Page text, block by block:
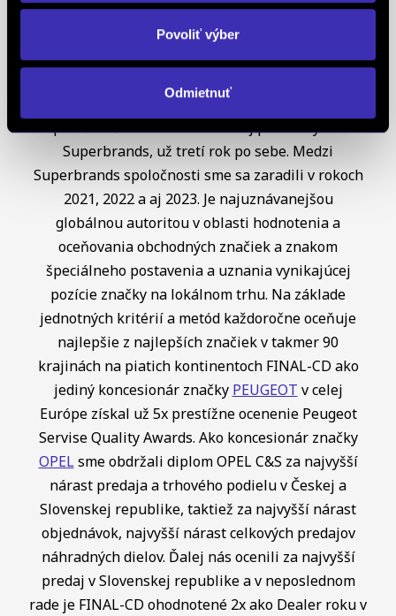
Povoliť výber
Odmietnuť
najdôležitejších Európskych štandardov
definujúcich kvalitu obchodnej činnosti. Je
medzinárodne uznávanou známkou obchodnej
analytickej metodiky pre všetky európske trhy.
Spoločnosť FINAL-CD získala aj prestížny titul
Superbrands, už tretí rok po sebe. Medzi
Superbrands spoločnosti sme sa zaradili v rokoch
2021, 2022 a aj 2023. Je najuznávanejšou
globálnou autoritou v oblasti hodnotenia a
oceňovania obchodných značiek a znakom
špeciálneho postavenia a uznania vynikajúcej
pozície značky na lokálnom trhu. Na základe
jednotných kritérií a metód každoročne oceňuje
najlepšie z najlepších značiek v takmer 90
krajinách na piatich kontinentoch FINAL-CD ako
jediný koncesionár značky PEUGEOT v celej
Európe získal už 5x prestížne ocenenie Peugeot
Servise Quality Awards. Ako koncesionár značky
OPELsme obdržali diplom OPEL C&S za najvyšší
nárast predaja a trhového podielu v Českej a
Slovenskej republike, taktiež za najvyšší nárast
objednávok, najvyšší nárast celkových predajov
náhradných dielov. Ďalej nás ocenili za najvyšší
predaj v Slovenskej republike a v neposlednom
rade je FINAL-CD ohodnotené 2x ako Dealer roku v